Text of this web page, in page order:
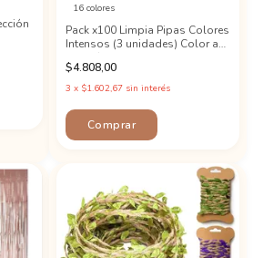
16 colores
Pack x100 Limpia Pipas Colores
Intensos (3 unidades) Color a
Elección!
$4.808,00
3 x $1.602,67 sin interés
Comprar